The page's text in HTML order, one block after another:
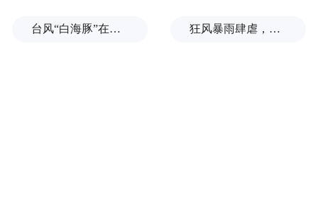
治疗、康复中的独特优势，坚持中西医并
台风“白海豚”在浙江玉环登陆，大片树木被吹倒 狂风暴雨肆虐，台州一家电厂遭受猛烈冲击